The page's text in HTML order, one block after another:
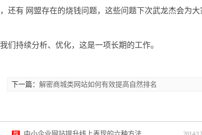
还有 网盟存在的烧钱问题，这些问题下次武龙杰会为大
们持续分析、优化，这是一项长期的工作。
下一篇： 解密商城类网站如何有效提高自然排名